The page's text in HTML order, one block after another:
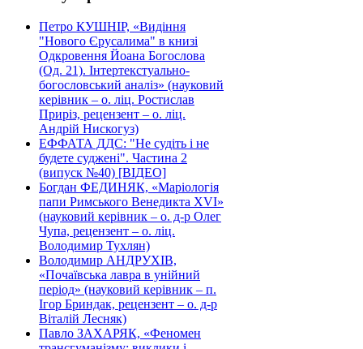
Петро КУШНІР, «Видіння
"Нового Єрусалима" в книзі
Одкровення Йоана Богослова
(Од. 21). Інтертекстуально-
богословський аналіз» (науковий
керівник – о. ліц. Ростислав
Приріз, рецензент – о. ліц.
Андрій Нискогуз)
ЕФФАТА ДДС: "Не судіть і не
будете суджені". Частина 2
(випуск №40) [ВІДЕО]
Богдан ФЕДИНЯК, «Маріологія
папи Римського Венедикта XVI»
(науковий керівник – о. д-р Олег
Чупа, рецензент – о. ліц.
Володимир Тухлян)
Володимир АНДРУХІВ,
«Почаївська лавра в унійний
період» (науковий керівник – п.
Ігор Бриндак, рецензент – о. д-р
Віталій Лесняк)
Павло ЗАХАРЯК, «Феномен